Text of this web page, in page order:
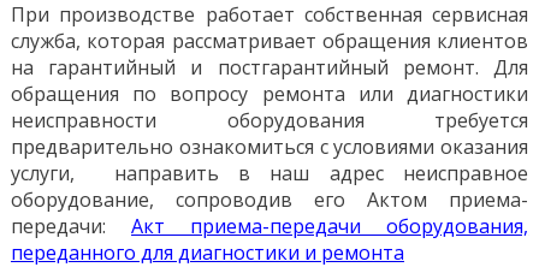
При производстве работает собственная сервисная
служба, которая рассматривает обращения клиентов
на гарантийный и постгарантийный ремонт. Для
обращения по вопросу ремонта или диагностики
неисправности оборудования требуется
предварительно ознакомиться с условиями оказания
услуги, направить в наш адрес неисправное
оборудование, сопроводив его Актом приема-
передачи: Акт приема-передачи оборудования,
переданного для диагностики и ремонта